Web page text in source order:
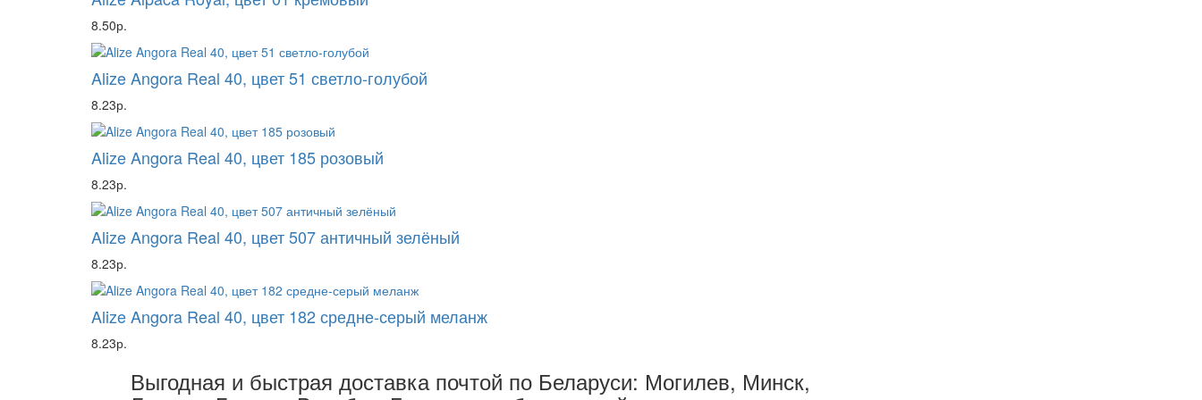
8.50р.
Alize Angora Real 40, цвет 51 светло-голубой
8.23р.
Alize Angora Real 40, цвет 185 розовый
8.23р.
Alize Angora Real 40, цвет 507 античный зелёный
8.23р.
Alize Angora Real 40, цвет 182 средне-серый меланж
8.23р.
Выгодная и быстрая доставка почтой по Беларуси: Могилев, Минск,